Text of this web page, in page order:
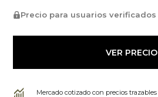
Precio para usuarios verificados
VER PRECIO
Mercado cotizado con precios trazables